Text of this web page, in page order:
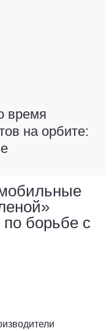
время
на орбите:
по борьбе с